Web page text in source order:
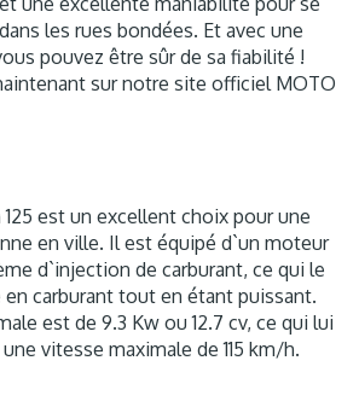
les rues bondées. Et avec une
pouvez être sûr de sa fiabilité !
sur notre site officiel MOTO
est un excellent choix pour une
en ville. Il est équipé d`un moteur
d`injection de carburant, ce qui le
carburant tout en étant puissant.
est de 9.3 Kw ou 12.7 cv, ce qui lui
vitesse maximale de 115 km/h.